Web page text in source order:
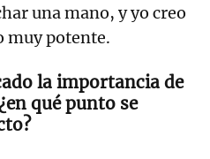
una mano, y yo creo
muy potente.
la importancia de
qué punto se